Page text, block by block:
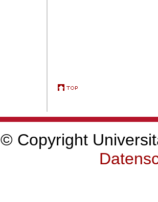
© Copyright